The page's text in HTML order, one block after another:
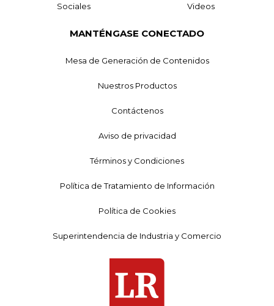
Sociales Videos
MANTÉNGASE CONECTADO
Mesa de Generación de Contenidos
Nuestros Productos
Contáctenos
Aviso de privacidad
Términos y Condiciones
Política de Tratamiento de Información
Política de Cookies
Superintendencia de Industria y Comercio